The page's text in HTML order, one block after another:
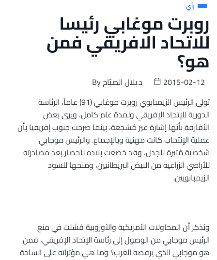
رأي
روبرت موغابي رئيسا
للاتحاد الافريقي فمن
هو؟
Byد.بلال الصبّاح
2015-02-12
تولى الرئيس الزيمبابوي روبرت موغابي (91) عاماً، الرئاسة
الدورية للإتحاد الإفريقي ولمدة عام كامل، ويرى بعض
الأفارقة بأنها إشارة غير مُشجعة، بينما صرحت جنوب إفريقيا بأن
عملية الإنتخاب كانت مهنية وبالإجماع. والرئيس موجابي
شخصية مُثيرة للجدل، وقد خضعت بلاده للحصار بعد مصادرته
للأراضي الزراعية من البيض البريطانيين، ومنحها للسود
الزيمبابويين.
ويُذكر أن المحاولات الأمريكية والأوروبية فشلت في منع
الرئيس موجابي من الوصول إلى رئاسة الإتحاد الإفريقي، فمن
هو موجابي الذي يرفضه الغرب؟ وما هي مؤثراته على الساحة